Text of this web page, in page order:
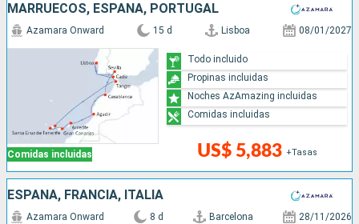
MARRUECOS, ESPAÑA, PORTUGAL
Comidas incluidas
Azamara Onward 15 d Lisboa 08/01/2027
US$ 5,883 +Tasas
Todo incluido
Propinas incluidas
Noches AzAmazing incluidas
Comidas incluidas
ESPAÑA, FRANCIA, ITALIA
Azamara Onward 8 d Barcelona 28/11/2026